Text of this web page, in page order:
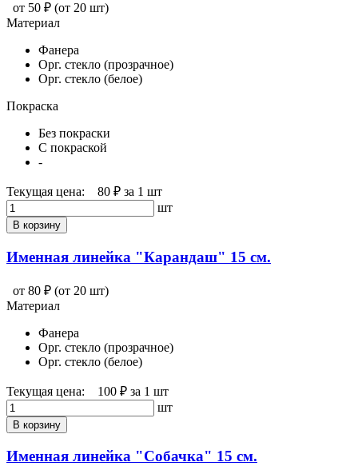
от 50 ₽ (от 20 шт)
Материал
Фанера
Орг. стекло (прозрачное)
Орг. стекло (белое)
Покраска
Без покраски
С покраской
-
Текущая цена: 80 ₽ за 1 шт
шт
В корзину
Именная линейка "Карандаш" 15 см.
от 80 ₽ (от 20 шт)
Материал
Фанера
Орг. стекло (прозрачное)
Орг. стекло (белое)
Текущая цена: 100 ₽ за 1 шт
шт
В корзину
Именная линейка "Собачка" 15 см.